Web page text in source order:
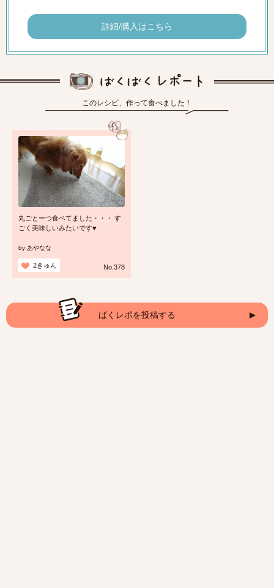
詳細/購入はこちら
このレシピ、作って食べました！
丸ごとーつ食ベてました・・・ す
ごく美味しいみたいです♥
by あやなな
2きゅん No.378
ばくレポを投稿する